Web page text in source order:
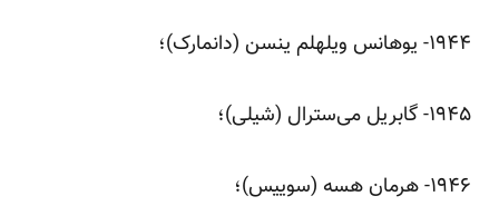
‌۱۹۴۴- یوهانس ویلهلم ینسن (دانمارک)؛
‌۱۹۴۵- گابریل می‌سترال (شیلی)؛
‌۱۹۴۶- هرمان هسه (سوییس)؛